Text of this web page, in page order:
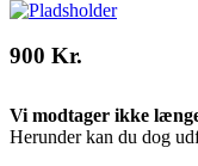
900 Kr.
Vi modtager ikke
Herunder kan du dog